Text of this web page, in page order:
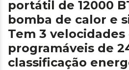
portátil de 12000
bomba de calor e
Tem 3 velocidades
programáveis de
classificação